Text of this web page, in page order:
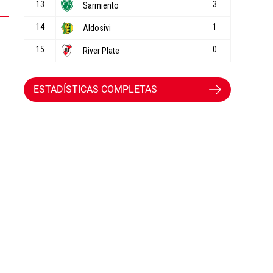
ESTADÍSTICAS COMPLETAS